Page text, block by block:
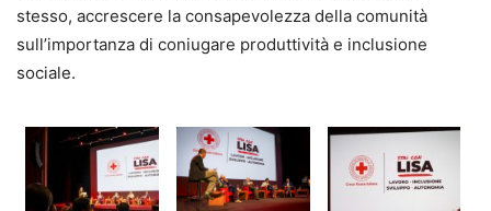
stesso, accrescere la consapevolezza della comunità
sull’importanza di coniugare produttività e inclusione
sociale.